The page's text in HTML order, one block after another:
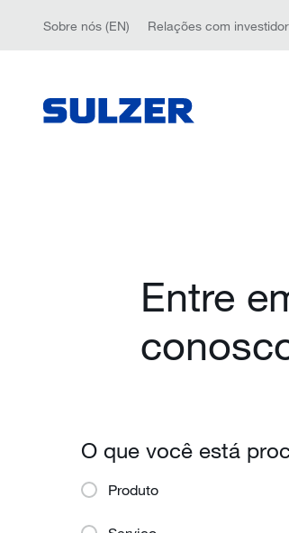
Sobre nós (EN) Relações com
Entre
O que você está
Produto